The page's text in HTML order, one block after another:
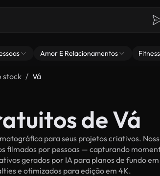
Amor E Relacionamentos Fitness
stock Vá
de Vá
para seus projetos criativos.
filmados por pessoas — capturando
gerados por IA para planos de fundo em
e otimizados para edição em 4K.